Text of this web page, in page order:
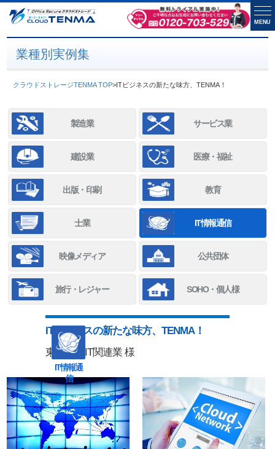
業種別実例集
クラウドストレージTENMA TOP>ITビジネスの新たな味方、TENMA！
製造業 サービス業
建設業 医療・福祉
出版・印刷 教育
士業 IT情報通信
映像メディア 公共団体
旅行・レジャー SOHO・個人様
IT情報通
信
ITビジネスの新たな味方、TENMA！
東京都 IT関連業 様
MENU